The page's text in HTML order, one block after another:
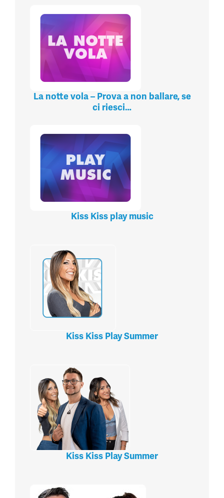
La notte vola – Prova a non ballare, se
ci riesci…
Kiss Kiss play music
Kiss Kiss Play Summer
Kiss Kiss Play Summer